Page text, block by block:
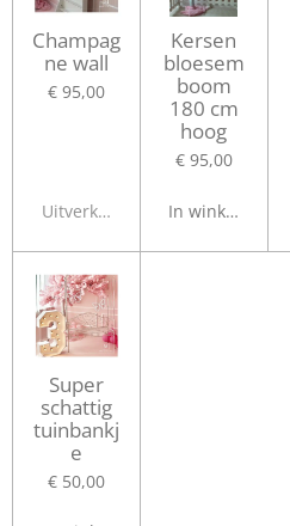
Champag
ne wall
€ 95,00
Uitverkocht
Kersen
bloesem
boom
180 cm
hoog
€ 95,00
In winkelwagen
Super
schattig
tuinbankj
e
€ 50,00